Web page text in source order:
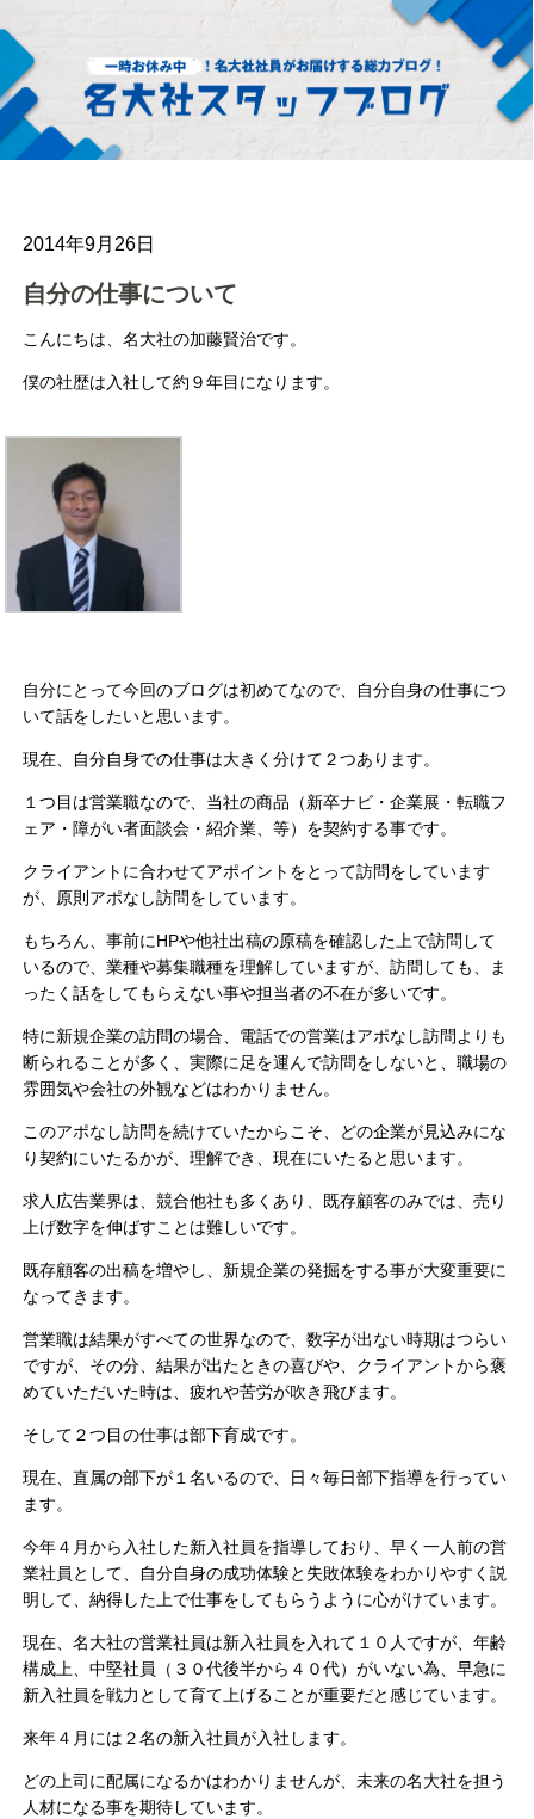
2014年9月26日
自分の仕事について
こんにちは、名大社の加藤賢治です。
僕の社歴は入社して約９年目になります。
自分にとって今回のブログは初めてなので、自分自身の仕事につ
いて話をしたいと思います。
現在、自分自身での仕事は大きく分けて２つあります。
１つ目は営業職なので、当社の商品（新卒ナビ・企業展・転職フ
ェア・障がい者面談会・紹介業、等）を契約する事です。
クライアントに合わせてアポイントをとって訪問をしています
が、原則アポなし訪問をしています。
もちろん、事前にHPや他社出稿の原稿を確認した上で訪問して
いるので、業種や募集職種を理解していますが、訪問しても、ま
ったく話をしてもらえない事や担当者の不在が多いです。
特に新規企業の訪問の場合、電話での営業はアポなし訪問よりも
断られることが多く、実際に足を運んで訪問をしないと、職場の
雰囲気や会社の外観などはわかりません。
このアポなし訪問を続けていたからこそ、どの企業が見込みにな
り契約にいたるかが、理解でき、現在にいたると思います。
求人広告業界は、競合他社も多くあり、既存顧客のみでは、売り
上げ数字を伸ばすことは難しいです。
既存顧客の出稿を増やし、新規企業の発掘をする事が大変重要に
なってきます。
営業職は結果がすべての世界なので、数字が出ない時期はつらい
ですが、その分、結果が出たときの喜びや、クライアントから褒
めていただいた時は、疲れや苦労が吹き飛びます。
そして２つ目の仕事は部下育成です。
現在、直属の部下が１名いるので、日々毎日部下指導を行ってい
ます。
今年４月から入社した新入社員を指導しており、早く一人前の営
業社員として、自分自身の成功体験と失敗体験をわかりやすく説
明して、納得した上で仕事をしてもらうように心がけています。
現在、名大社の営業社員は新入社員を入れて１０人ですが、年齢
構成上、中堅社員（３０代後半から４０代）がいない為、早急に
新入社員を戦力として育て上げることが重要だと感じています。
来年４月には２名の新入社員が入社します。
どの上司に配属になるかはわかりませんが、未来の名大社を担う
人材になる事を期待しています。